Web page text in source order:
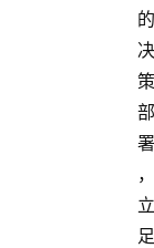
的
决
策
部
署
，
立
足